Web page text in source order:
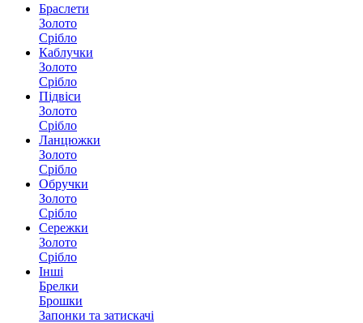
Браслети
Золото
Срібло
Каблучки
Золото
Срібло
Підвіси
Золото
Срібло
Ланцюжки
Золото
Срібло
Обручки
Золото
Срібло
Сережки
Золото
Срібло
Інші
Брелки
Брошки
Запонки та затискачі